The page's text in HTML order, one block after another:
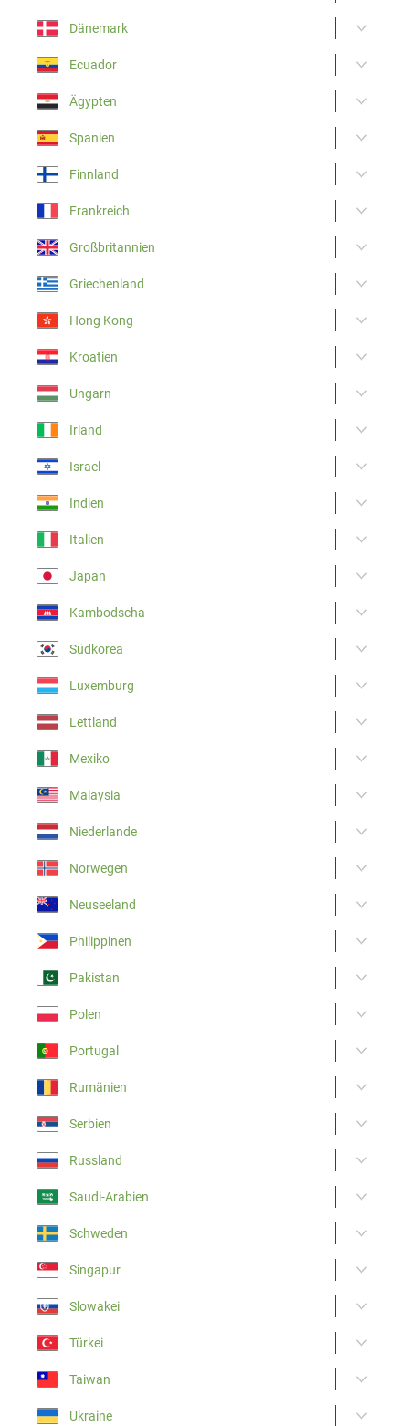
Dänemark
Ecuador
Ägypten
Spanien
Finnland
Frankreich
Großbritannien
Griechenland
Hong Kong
Kroatien
Ungarn
Irland
Israel
Indien
Italien
Japan
Kambodscha
Südkorea
Luxemburg
Lettland
Mexiko
Malaysia
Niederlande
Norwegen
Neuseeland
Philippinen
Pakistan
Polen
Portugal
Rumänien
Serbien
Russland
Saudi-Arabien
Schweden
Singapur
Slowakei
Türkei
Taiwan
Ukraine